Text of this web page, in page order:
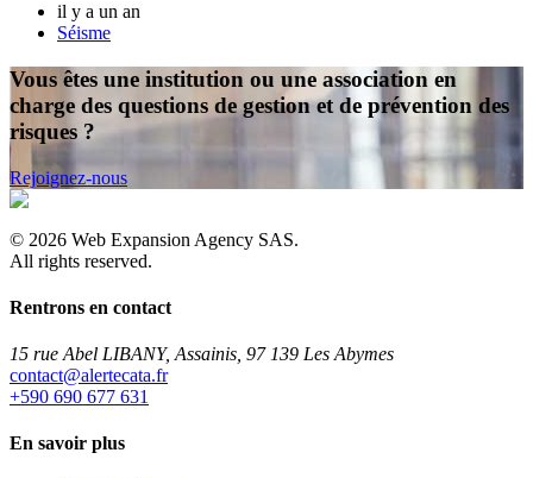
il y a un an
Séisme
Vous êtes une institution ou une association en
charge des questions de gestion et de prévention des
risques ?
Rejoignez-nous
© 2026 Web Expansion Agency SAS.
All rights reserved.
Rentrons en contact
15 rue Abel LIBANY, Assainis, 97 139 Les Abymes
rf.atacetrela@tcatnoc
+590 690 677 631
En savoir plus